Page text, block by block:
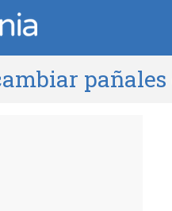
pañales